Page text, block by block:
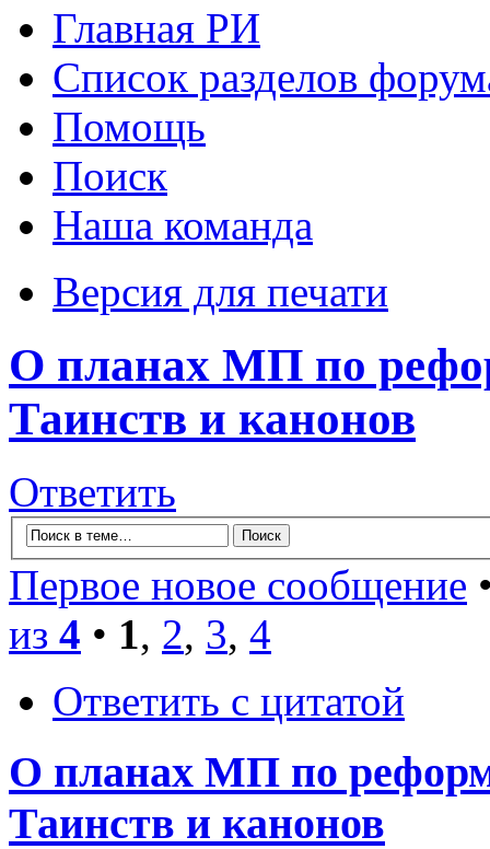
Главная РИ
Список разделов
Помощь
Поиск
Наша команда
Версия для печати
О планах МП по
Таинств и канонов
Ответить
Первое новое сообщение
из 4 • 1, 2, 3, 4
Ответить с цитатой
О планах МП по
Таинств и канонов